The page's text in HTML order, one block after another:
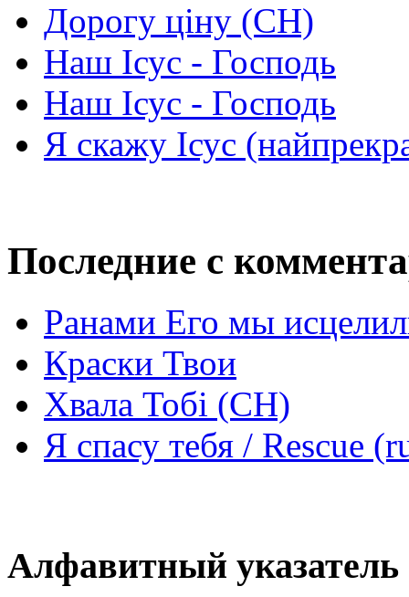
Дорогу ціну (СН)
Наш Ісус - Господь
Наш Ісус - Господь
Я скажу Ісус
Последние с
Ранами Его мы
Краски Твои
Хвала Тобі (СН)
Я спасу тебя / Rescue
Алфавитный указатель